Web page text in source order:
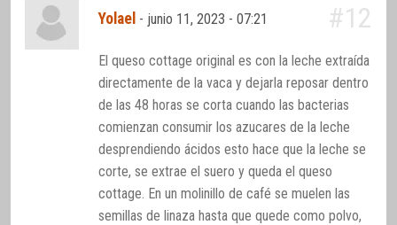
Yolael - junio 11, 2023 - 07:21 #12
El queso cottage original es con la leche extraída
directamente de la vaca y dejarla reposar dentro
de las 48 horas se corta cuando las bacterias
comienzan consumir los azucares de la leche
desprendiendo ácidos esto hace que la leche se
corte, se extrae el suero y queda el queso
cottage. En un molinillo de café se muelen las
semillas de linaza hasta que quede como polvo,